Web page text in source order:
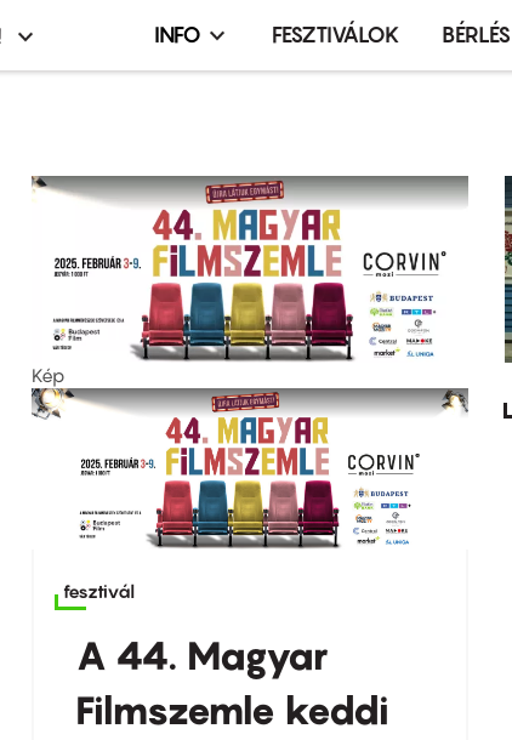
Infó,
menü
INFO FESZTIVÁLOK BÉRLÉS
Kép
fesztivál
A 44. Magyar
Filmszemle keddi